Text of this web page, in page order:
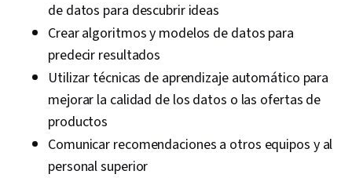
de datos para descubrir ideas
Crear algoritmos y modelos de datos para
predecir resultados
Utilizar técnicas de aprendizaje automático para
mejorar la calidad de los datos o las ofertas de
productos
Comunicar recomendaciones a otros equipos y al
personal superior